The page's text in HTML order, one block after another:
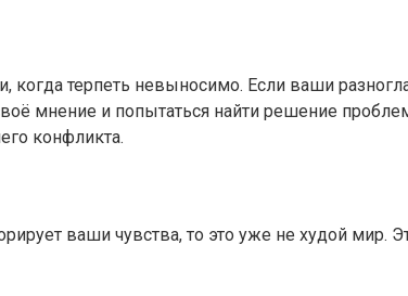
терпеть невыносимо. Если ваши
мнение и попытаться найти решение
конфликта.
ваши чувства, то это уже не худой мир.